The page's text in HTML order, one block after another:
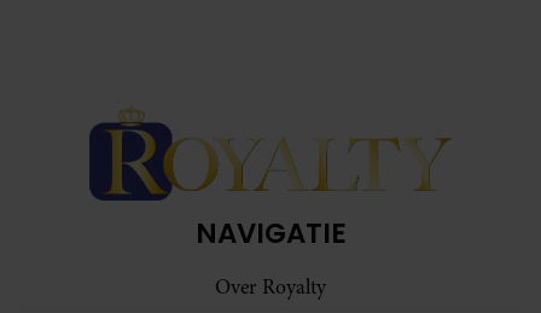
NAVIGATIE
Over Royalty